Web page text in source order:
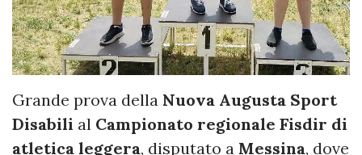
Grande prova della Nuova Augusta Sport
Disabili al Campionato regionale Fisdir di
atletica leggera, disputato a Messina, dove